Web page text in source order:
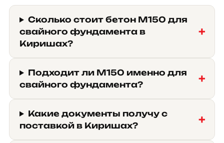
Сколько стоит бетон М150 для
свайного фундамента в
Киришах?
Подходит ли М150 именно для
свайного фундамента?
Какие документы получу с
поставкой в Киришах?